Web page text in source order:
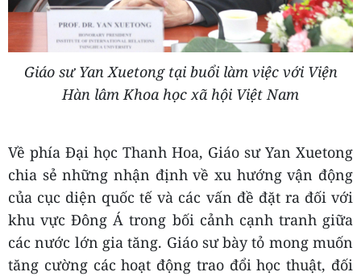
Giáo sư Yan Xuetong tại buổi làm việc với Viện
Hàn lâm Khoa học xã hội Việt Nam
Về phía Đại học Thanh Hoa, Giáo sư Yan Xuetong
chia sẻ những nhận định về xu hướng vận động
của cục diện quốc tế và các vấn đề đặt ra đối với
khu vực Đông Á trong bối cảnh cạnh tranh giữa
các nước lớn gia tăng. Giáo sư bày tỏ mong muốn
tăng cường các hoạt động trao đổi học thuật, đối